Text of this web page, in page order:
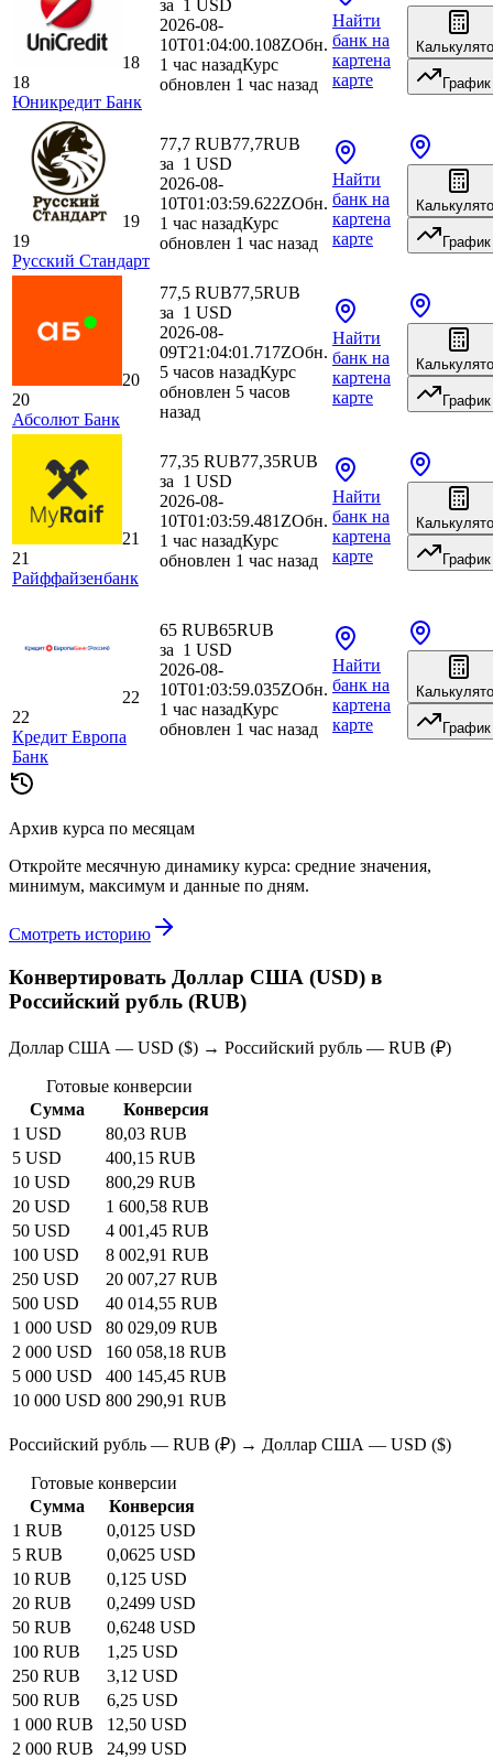
18
18
Юникредит Банк
за 1 USD
2026-08-
10T01:04:00.108ZОбн.
1 час назадКурс
обновлен 1 час назад
Найти
банк на
картена
карте
График
19
19
Русский Стандарт
77,7 RUB77,7RUB
за 1 USD
2026-08-
10T01:03:59.622ZОбн.
1 час назадКурс
обновлен 1 час назад
Найти
банк на
картена
карте
График
20
20
Абсолют Банк
77,5 RUB77,5RUB
за 1 USD
2026-08-
09T21:04:01.717ZОбн.
5 часов назадКурс
обновлен 5 часов
назад
Найти
банк на
картена
карте
График
21
21
Райффайзенбанк
77,35 RUB77,35RUB
за 1 USD
2026-08-
10T01:03:59.481ZОбн.
1 час назадКурс
обновлен 1 час назад
Найти
банк на
картена
карте
График
22
22
Кредит Европа
Банк
65 RUB65RUB
за 1 USD
2026-08-
10T01:03:59.035ZОбн.
1 час назадКурс
обновлен 1 час назад
Найти
банк на
картена
карте
График
Архив курса по месяцам
Откройте месячную динамику курса: средние значения,
минимум, максимум и данные по дням.
Смотреть историю
Конвертировать Доллар США (USD) в
Российский рубль (RUB)
Доллар США — USD ($) → Российский рубль — RUB (₽)
Готовые конверсии
Сумма
Конверсия
1 USD
80,03 RUB
5 USD
400,15 RUB
10 USD
800,29 RUB
20 USD
1 600,58 RUB
50 USD
4 001,45 RUB
100 USD
8 002,91 RUB
250 USD
20 007,27 RUB
500 USD
40 014,55 RUB
1 000 USD
80 029,09 RUB
2 000 USD
160 058,18 RUB
5 000 USD
400 145,45 RUB
10 000 USD 800 290,91 RUB
Российский рубль — RUB (₽) → Доллар США — USD ($)
Готовые конверсии
Сумма
Конверсия
1 RUB
0,0125 USD
5 RUB
0,0625 USD
10 RUB
0,125 USD
20 RUB
0,2499 USD
50 RUB
0,6248 USD
100 RUB
1,25 USD
250 RUB
3,12 USD
500 RUB
6,25 USD
1 000 RUB
12,50 USD
2 000 RUB
24,99 USD